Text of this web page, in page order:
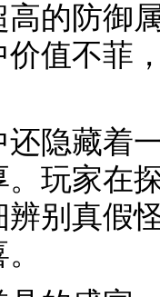
的防御
值不菲
隐藏着
玩家在
别真假